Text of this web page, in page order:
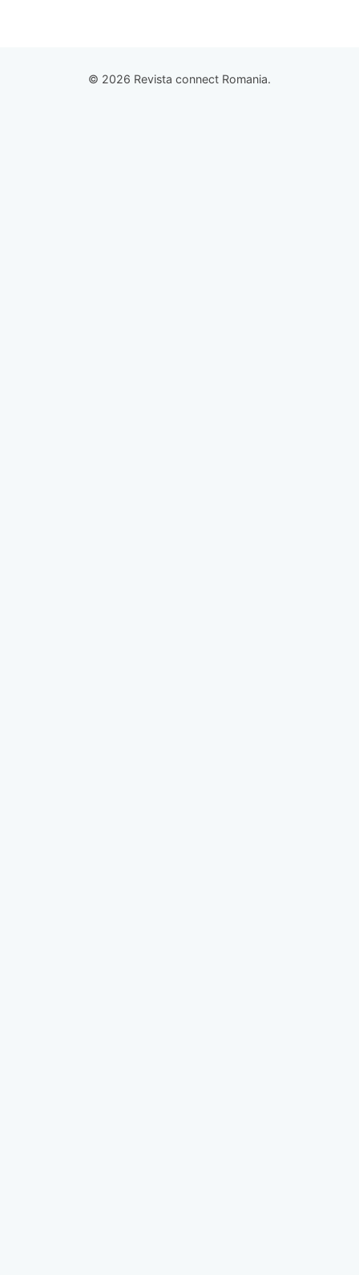
© 2026 Revista connect Romania.